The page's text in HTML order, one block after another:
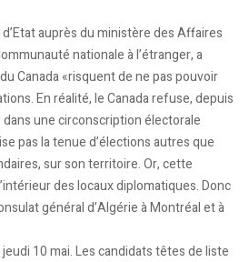
auprès du ministère des Affaires
nationale à l’étranger, a
Canada «risquent de ne pas pouvoir
En réalité, le Canada refuse, depuis
une circonscription électorale
pas la tenue d’élections autres que
sur son territoire. Or, cette
des locaux diplomatiques. Donc
général d’Algérie à Montréal et à
jeudi 10 mai. Les candidats têtes de liste